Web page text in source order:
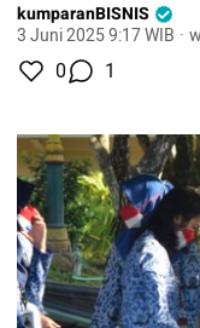
kumparanBISNIS
3 Juni 2025 9:17 WIB ·
0 1